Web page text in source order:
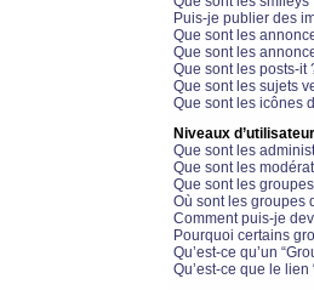
Puis-je publier des
Que sont les
Que sont les
Que sont les posts-it
Que sont les sujets
Que sont les icônes
Niveaux
Que sont les
Que sont les
Que sont les
Où sont les groupes
Comment puis-je
Pourquoi certains
Qu’est-ce qu’un
Qu’est-ce que le lien